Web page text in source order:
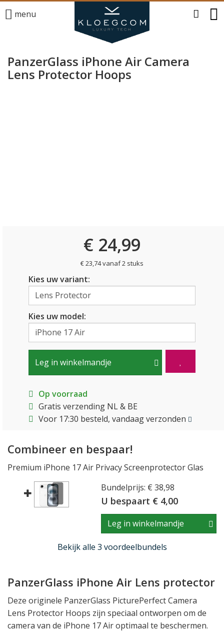
menu
PanzerGlass iPhone Air Camera
Lens Protector Hoops
€ 24,99
€ 23,74 vanaf 2 stuks
Kies uw variant:
Kies uw model:
Leg in winkelmandje
Op voorraad
Gratis verzending NL & BE
Voor 17:30 besteld, vandaag verzonden
Combineer en bespaar!
Premium iPhone 17 Air Privacy Screenprotector Glas
Bundelprijs: € 38,98
U bespaart € 4,00
Leg in winkelmandje
Bekijk alle 3 voordeelbundels
PanzerGlass iPhone Air Lens protector
Deze originele PanzerGlass PicturePerfect Camera
Lens Protector Hoops zijn speciaal ontworpen om de
camera van de iPhone 17 Air optimaal te beschermen.